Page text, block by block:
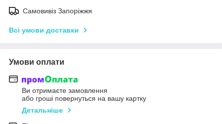
Самовивіз Запоріжжя
Всі умови доставки
Умови оплати
Ви отримаєте замовлення
або гроші повернуться на вашу картку
Детальніше